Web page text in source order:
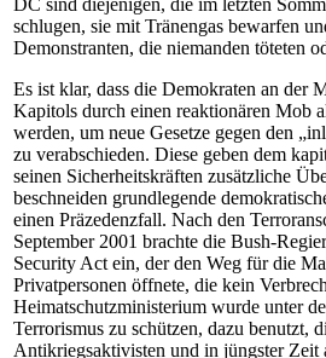
DC sind diejenigen, die im letzten
schlugen, sie mit Tränengas bewarfen
Demonstranten, die niemanden töteten
Es ist klar, dass die Demokraten an der
Kapitols durch einen reaktionären Mob
werden, um neue Gesetze gegen den
zu verabschieden. Diese geben dem
seinen Sicherheitskräften zusätzliche
beschneiden grundlegende
einen Präzedenzfall. Nach den
September 2001 brachte die Bush-
Security Act ein, der den Weg für die
Privatpersonen öffnete, die kein
Heimatschutzministerium wurde unter
Terrorismus zu schützen, dazu benutzt,
Antikriegsaktivisten und in jüngster